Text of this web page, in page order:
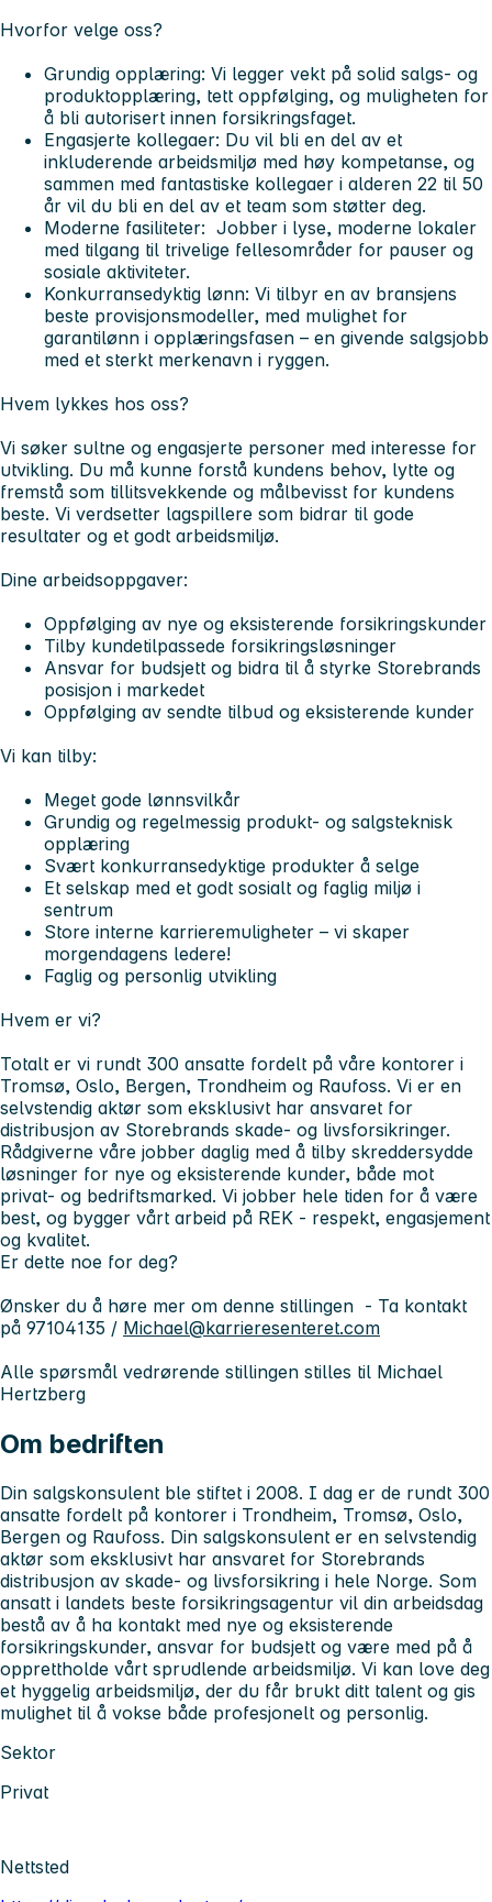
Hvorfor velge oss?
Grundig opplæring: Vi legger vekt på solid salgs- og
produktopplæring, tett oppfølging, og muligheten for
å bli autorisert innen forsikringsfaget.
Engasjerte kollegaer: Du vil bli en del av et
inkluderende arbeidsmiljø med høy kompetanse, og
sammen med fantastiske kollegaer i alderen 22 til 50
år vil du bli en del av et team som støtter deg.
Moderne fasiliteter: Jobber i lyse, moderne lokaler
med tilgang til trivelige fellesområder for pauser og
sosiale aktiviteter.
Konkurransedyktig lønn: Vi tilbyr en av bransjens
beste provisjonsmodeller, med mulighet for
garantilønn i opplæringsfasen – en givende salgsjobb
med et sterkt merkenavn i ryggen.
Hvem lykkes hos oss?
Vi søker sultne og engasjerte personer med interesse for
utvikling. Du må kunne forstå kundens behov, lytte og
fremstå som tillitsvekkende og målbevisst for kundens
beste. Vi verdsetter lagspillere som bidrar til gode
resultater og et godt arbeidsmiljø.
Dine arbeidsoppgaver:
Oppfølging av nye og eksisterende forsikringskunder
Tilby kundetilpassede forsikringsløsninger
Ansvar for budsjett og bidra til å styrke Storebrands
posisjon i markedet
Oppfølging av sendte tilbud og eksisterende kunder
Vi kan tilby:
Meget gode lønnsvilkår
Grundig og regelmessig produkt- og salgsteknisk
opplæring
Svært konkurransedyktige produkter å selge
Et selskap med et godt sosialt og faglig miljø i
sentrum
Store interne karrieremuligheter – vi skaper
morgendagens ledere!
Faglig og personlig utvikling
Hvem er vi?
Totalt er vi rundt 300 ansatte fordelt på våre kontorer i
Tromsø, Oslo, Bergen, Trondheim og Raufoss. Vi er en
selvstendig aktør som eksklusivt har ansvaret for
distribusjon av Storebrands skade- og livsforsikringer.
Rådgiverne våre jobber daglig med å tilby skreddersydde
løsninger for nye og eksisterende kunder, både mot
privat- og bedriftsmarked. Vi jobber hele tiden for å være
best, og bygger vårt arbeid på REK - respekt, engasjement
og kvalitet.
Er dette noe for deg?
Ønsker du å høre mer om denne stillingen - Ta kontakt
på 97104135 / Michael@karrieresenteret.com
Alle spørsmål vedrørende stillingen stilles til Michael
Hertzberg
Om bedriften
Din salgskonsulent ble stiftet i 2008. I dag er de rundt 300
ansatte fordelt på kontorer i Trondheim, Tromsø, Oslo,
Bergen og Raufoss. Din salgskonsulent er en selvstendig
aktør som eksklusivt har ansvaret for Storebrands
distribusjon av skade- og livsforsikring i hele Norge. Som
ansatt i landets beste forsikringsagentur vil din arbeidsdag
bestå av å ha kontakt med nye og eksisterende
forsikringskunder, ansvar for budsjett og være med på å
opprettholde vårt sprudlende arbeidsmiljø. Vi kan love deg
et hyggelig arbeidsmiljø, der du får brukt ditt talent og gis
mulighet til å vokse både profesjonelt og personlig.
Sektor
Privat
Nettsted